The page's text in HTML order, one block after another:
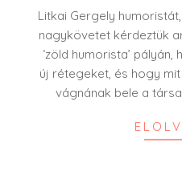
13
Litkai Gergely
nagykövetet kérdeztük
‘zöld humorista’
új rétegeket, és hogy
vágnának bele a